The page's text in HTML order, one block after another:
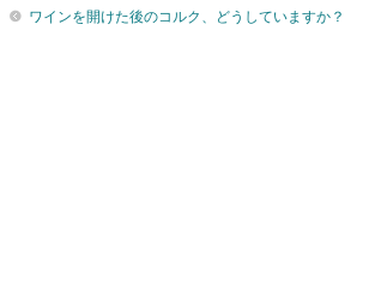
ワインを開けた後のコルク、どうしていますか？